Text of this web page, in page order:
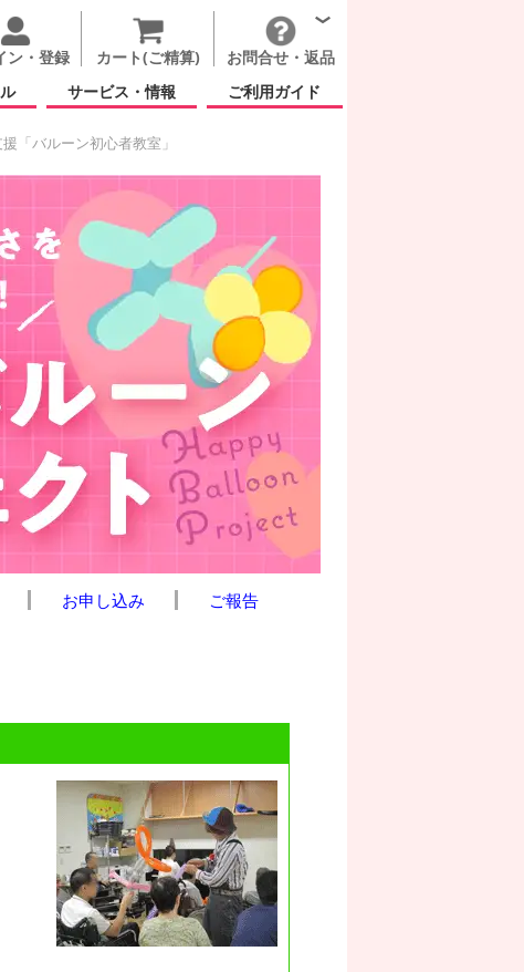
ン・登録 カート(ご精算)
お問合せ・返品
サービス・情報 ご利用ガイド
「バルーン初心者教室」
お申し込み ご報告